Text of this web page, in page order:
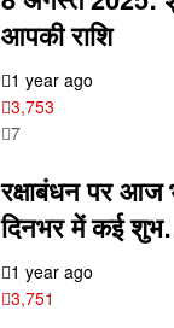
आपकी राशि
1 year ago
3,753
7
रक्षाबंधन पर आज
दिनभर में कई
1 year ago
3,751